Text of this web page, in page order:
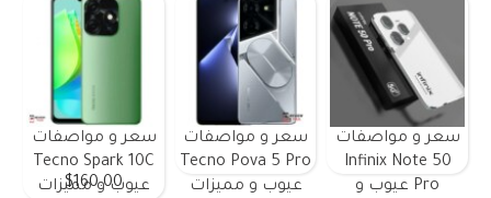
سعر و مواصفات
Infinix Note 50
Pro عيوب و
سعر و مواصفات
Tecno Pova 5 Pro
عيوب و مميزات
سعر و مواصفات
Tecno Spark 10C
عيوب و مميزات
$160.00